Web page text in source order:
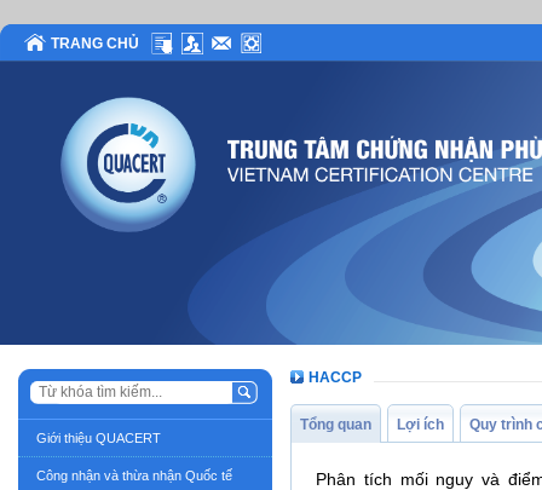
TRANG CHỦ
Giới thiệu QUACERT
Công nhận và thừa nhận Quốc tế
HACCP
Tổng quan Lợi ích Quy trình
Phân tích mối nguy và